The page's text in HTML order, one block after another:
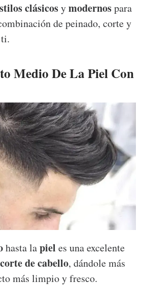
clásicosymodernospara
de peinado, corte y
Medio De La Piel Con
hasta lapiel es una excelente
corte de cabello, dándole más
más limpio y fresco.